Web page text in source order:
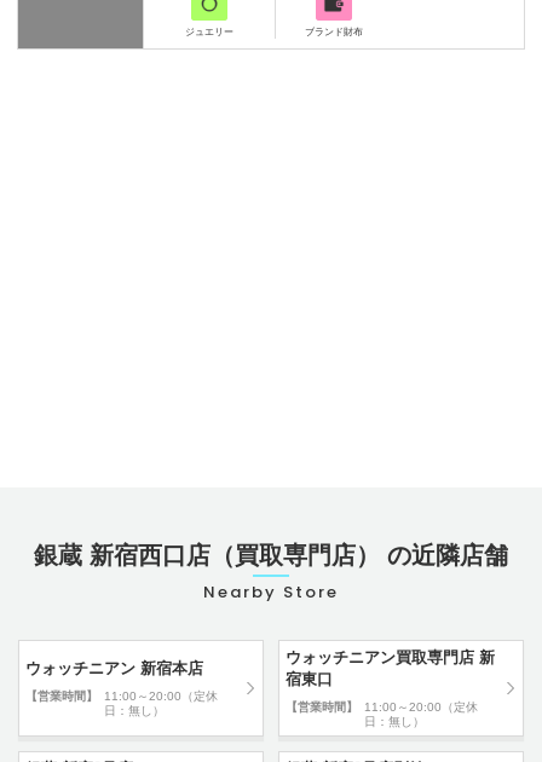
ジュエリー ブランド財布
銀蔵 新宿西口店（買取専門店） の近隣店舗
Nearby Store
ウォッチニアン 新宿本店
【営業時間】
11:00～20:00（定休
日：無し）
ウォッチニアン買取専門店 新
宿東口
【営業時間】
11:00～20:00（定休
日：無し）